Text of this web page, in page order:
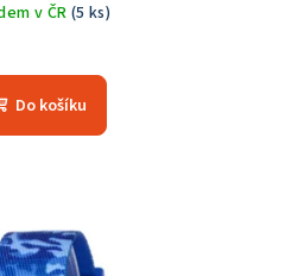
v ČR (5 ks)
Do košíku